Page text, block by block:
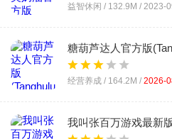
益智休闲 / 132.9M / 2023-
糖葫芦达人官方版
Master)v1.220.0 最新版
经营养成 / 164.2M / 2026-
我叫张百万游戏最新